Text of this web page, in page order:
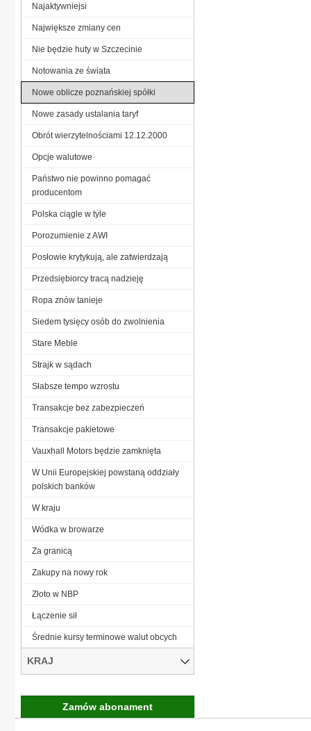
Najaktywniejsi
Największe zmiany cen
Nie będzie huty w Szczecinie
Notowania ze świata
Nowe oblicze poznańskiej spółki
Nowe zasady ustalania taryf
Obrót wierzytelnościami 12.12.2000
Opcje walutowe
Państwo nie powinno pomagać
producentom
Polska ciągle w tyle
Porozumienie z AWI
Posłowie krytykują, ale zatwierdzają
Przedsiębiorcy tracą nadzieję
Ropa znów tanieje
Siedem tysięcy osób do zwolnienia
Stare Meble
Strajk w sądach
Słabsze tempo wzrostu
Transakcje bez zabezpieczeń
Transakcje pakietowe
Vauxhall Motors będzie zamknięta
W Unii Europejskiej powstaną oddziały
polskich banków
W kraju
Wódka w browarze
Za granicą
Zakupy na nowy rok
Złoto w NBP
Łączenie sił
Średnie kursy terminowe walut obcych
KRAJ
Zamów abonament